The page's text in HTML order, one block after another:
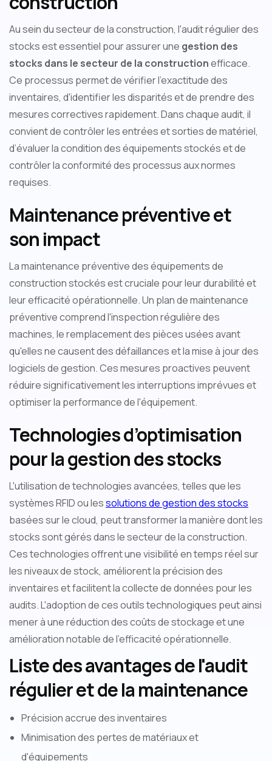
Au sein du secteur de la construction, l'audit régulier des
stocks est essentiel pour assurer une gestion des
stocks dans le secteur de la constructionefficace.
Ce processus permet de vérifier l'exactitude des
inventaires, d'identifier les disparités et de prendre des
mesures correctives rapidement. Dans chaque audit, il
convient de contrôler les entrées et sorties de matériel,
d’évaluer la condition des équipements stockés et de
contrôler la conformité des processus aux normes
requises.
Maintenance préventive et
son impact
La maintenance préventive des équipements de
construction stockés est cruciale pour leur durabilité et
leur efficacité opérationnelle. Un plan de maintenance
préventive comprend l'inspection régulière des
machines, le remplacement des pièces usées avant
qu'elles ne causent des défaillances et la mise à jour des
logiciels de gestion. Ces mesures proactives peuvent
réduire significativement les interruptions imprévues et
optimiser la performance de l'équipement.
Technologies d’optimisation
pour la gestion des stocks
L'utilisation de technologies avancées, telles que les
systèmes RFID ou lessolutions de gestion des stocks
basées sur le cloud, peut transformer la manière dont les
stocks sont gérés dans le secteur de la construction.
Ces technologies offrent une visibilité en temps réel sur
les niveaux de stock, améliorent la précision des
inventaires et facilitent la collecte de données pour les
audits. L'adoption de ces outils technologiques peut ainsi
mener à une réduction des coûts de stockage et une
amélioration notable de l'efficacité opérationnelle.
Liste des avantages de l'audit
régulier et de la maintenance
Précision accrue des inventaires
Minimisation des pertes de matériaux et
d'équipements